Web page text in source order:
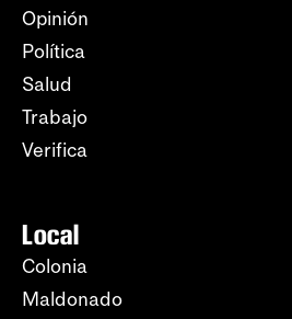
Opinión
Política
Salud
Trabajo
Verifica
Local
Colonia
Maldonado